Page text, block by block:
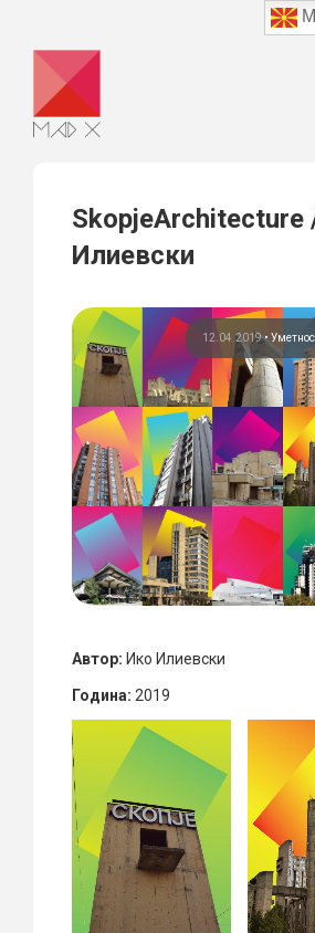
content
SkopjeArchitecture
Илиевски
12.04.2019•
Автор: Ико Илиевски
Година: 2019